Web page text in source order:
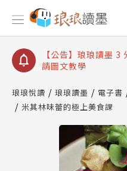
【公告】琅琅讀墨數
【公告】琅琅讀墨書
【公告】琅琅讀墨
請圖文教學
查詢
【公告】琅琅讀墨數
琅琅悅讀 琅琅讀墨 電子書
米其林味蕾的極上美食課